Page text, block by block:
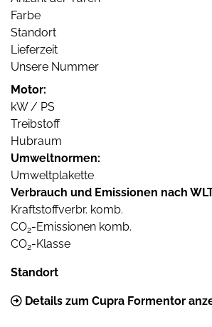
Farbe
Standort
Lieferzeit
Unsere Nummer
Motor:
kW / PS
Treibstoff
Hubraum
Umweltnormen:
Umweltplakette
Verbrauch und Emissionen nach
Kraftstoffverbr. komb.
CO2-Emissionen komb.
CO2-Klasse
Standort
Details zum Cupra Formentor